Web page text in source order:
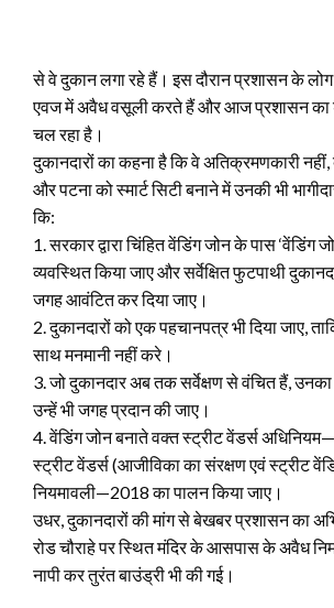
से वे दुकान लगा रहे हैं। इस दौरान प्रशासन के
एवज में अवैध वसूली करते हैं और आज प्रशासन का
चल रहा है।
दुकानदारों का कहना है कि वे अतिक्रमणकारी नहीं,
और पटना को स्मार्ट सिटी बनाने में उनकी भी
कि:
1. सरकार द्वारा चिंहित वेंडिंग जोन के पास ‘वेंडिंग
व्यवस्थित किया जाए और सर्वेक्षित फुटपाथी
जगह आवंटित कर दिया जाए।
2. दुकानदारों को एक पहचानपत्र भी दिया जाए,
साथ मनमानी नहीं करे।
3. जो दुकानदार अब तक सर्वेक्षण से वंचित हैं, उनका
उन्हें भी जगह प्रदान की जाए।
4. वेंडिंग जोन बनाते वक्त स्ट्रीट वेंडर्स
स्ट्रीट वेंडर्स (आजीविका का संरक्षण एवं स्ट्रीट
नियमावली—2018 का पालन किया जाए।
उधर, दुकानदारों की मांग से बेखबर प्रशासन का
रोड चौराहे पर स्थित मंदिर के आसपास के अवैध
नापी कर तुरंत बाउंड्री भी की गई।